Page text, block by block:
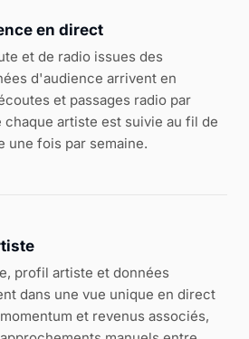
en direct
et de radio issues des
d'audience arrivent en
et passages radio par
chaque artiste est suivie au fil de
une fois par semaine.
profil artiste et données
dans une vue unique en direct
et revenus associés,